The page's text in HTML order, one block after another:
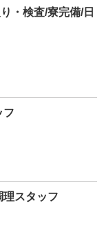
・検査/寮完備/日
フ
スタッフ